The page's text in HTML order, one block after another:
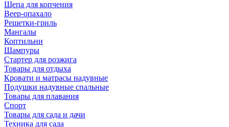
Щепа для копчения
Веер-опахало
Решетки-гриль
Мангалы
Коптильни
Шампуры
Стартер для розжига
Товары для отдыха
Кровати и матрасы надувные
Подушки надувные спальные
Товары для плавания
Спорт
Товары для сада и дачи
Техника для сада